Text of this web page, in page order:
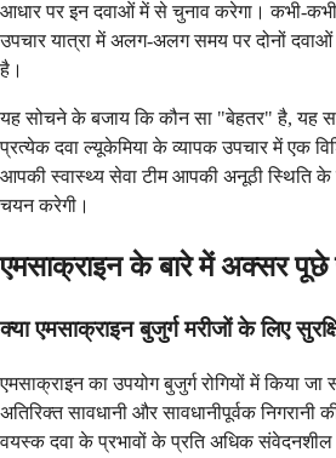
आधार पर इन दवाओं में से चुनाव करेगा। कभी-
उपचार यात्रा में अलग-अलग समय पर दोनों दवाओं
है।
यह सोचने के बजाय कि कौन सा "बेहतर" है, यह
प्रत्येक दवा ल्यूकेमिया के व्यापक उपचार में एक
आपकी स्वास्थ्य सेवा टीम आपकी अनूठी स्थिति
चयन करेगी।
एमसाक्राइन के बारे में अक्सर पूछे
क्या एमसाक्राइन बुजुर्ग मरीजों के लिए
एमसाक्राइन का उपयोग बुजुर्ग रोगियों में किया
अतिरिक्त सावधानी और सावधानीपूर्वक निगरानी
वयस्क दवा के प्रभावों के प्रति अधिक